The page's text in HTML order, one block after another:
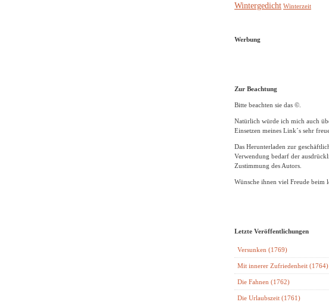
Wintergedicht Winterzeit
Werbung
Zur Beachtung
Bitte beachten sie das ©.
Natürlich würde ich mich auch
Einsetzen meines Link´s sehr
Das Herunterladen zur
Verwendung bedarf der
Zustimmung des Autors.
Wünsche ihnen viel Freude beim
Letzte Veröffentlichungen
Versunken (1769)
Mit innerer Zufriedenheit (1764)
Die Fahnen (1762)
Die Urlaubszeit (1761)